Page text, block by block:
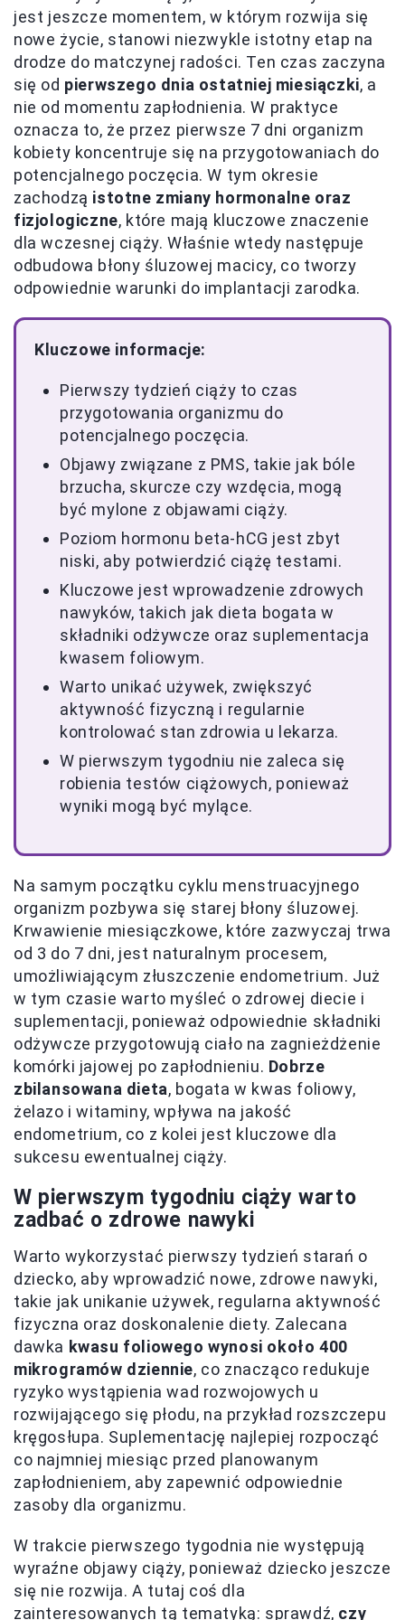
jest jeszcze momentem, w którym rozwija się
nowe życie, stanowi niezwykle istotny etap na
drodze do matczynej radości. Ten czas zaczyna
się od pierwszego dnia ostatniej miesiączki, a
nie od momentu zapłodnienia. W praktyce
oznacza to, że przez pierwsze 7 dni organizm
kobiety koncentruje się na przygotowaniach do
potencjalnego poczęcia. W tym okresie
zachodzą istotne zmiany hormonalne oraz
fizjologiczne, które mają kluczowe znaczenie
dla wczesnej ciąży. Właśnie wtedy następuje
odbudowa błony śluzowej macicy, co tworzy
odpowiednie warunki do implantacji zarodka.
Kluczowe informacje:
Pierwszy tydzień ciąży to czas
przygotowania organizmu do
potencjalnego poczęcia.
Objawy związane z PMS, takie jak bóle
brzucha, skurcze czy wzdęcia, mogą
być mylone z objawami ciąży.
Poziom hormonu beta-hCG jest zbyt
niski, aby potwierdzić ciążę testami.
Kluczowe jest wprowadzenie zdrowych
nawyków, takich jak dieta bogata w
składniki odżywcze oraz suplementacja
kwasem foliowym.
Warto unikać używek, zwiększyć
aktywność fizyczną i regularnie
kontrolować stan zdrowia u lekarza.
W pierwszym tygodniu nie zaleca się
robienia testów ciążowych, ponieważ
wyniki mogą być mylące.
Na samym początku cyklu menstruacyjnego
organizm pozbywa się starej błony śluzowej.
Krwawienie miesiączkowe, które zazwyczaj trwa
od 3 do 7 dni, jest naturalnym procesem,
umożliwiającym złuszczenie endometrium. Już
w tym czasie warto myśleć o zdrowej diecie i
suplementacji, ponieważ odpowiednie składniki
odżywcze przygotowują ciało na zagnieżdżenie
komórki jajowej po zapłodnieniu. Dobrze
zbilansowana dieta, bogata w kwas foliowy,
żelazo i witaminy, wpływa na jakość
endometrium, co z kolei jest kluczowe dla
sukcesu ewentualnej ciąży.
W pierwszym tygodniu ciąży warto
zadbać o zdrowe nawyki
Warto wykorzystać pierwszy tydzień starań o
dziecko, aby wprowadzić nowe, zdrowe nawyki,
takie jak unikanie używek, regularna aktywność
fizyczna oraz doskonalenie diety. Zalecana
dawka kwasu foliowego wynosi około 400
mikrogramów dziennie, co znacząco redukuje
ryzyko wystąpienia wad rozwojowych u
rozwijającego się płodu, na przykład rozszczepu
kręgosłupa. Suplementację najlepiej rozpocząć
co najmniej miesiąc przed planowanym
zapłodnieniem, aby zapewnić odpowiednie
zasoby dla organizmu.
W trakcie pierwszego tygodnia nie występują
wyraźne objawy ciąży, ponieważ dziecko jeszcze
się nie rozwija. A tutaj coś dla
zainteresowanych tą tematyką: sprawdź, czy